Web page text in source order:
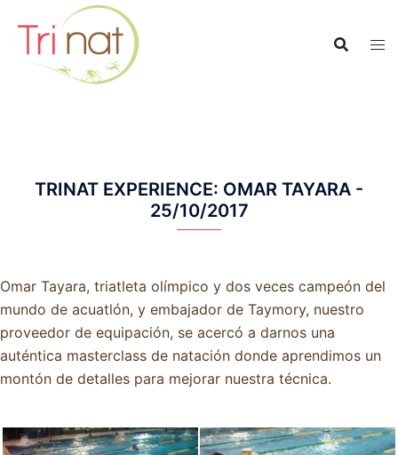
contenido
TRINAT EXPERIENCE: OMAR TAYARA -
25/10/2017
Omar Tayara, triatleta olímpico y dos veces campeón del
mundo de acuatlón, y embajador de Taymory, nuestro
proveedor de equipación, se acercó a darnos una
auténtica masterclass de natación donde aprendimos un
montón de detalles para mejorar nuestra técnica.